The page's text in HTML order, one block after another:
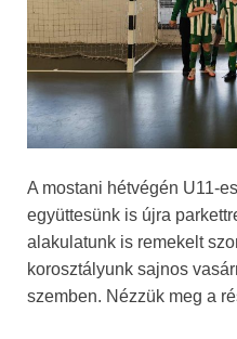
A mostani hétvégén U11-
együttesünk is újra
alakulatunk is remekelt
korosztályunk sajnos
szemben. Nézzük meg a